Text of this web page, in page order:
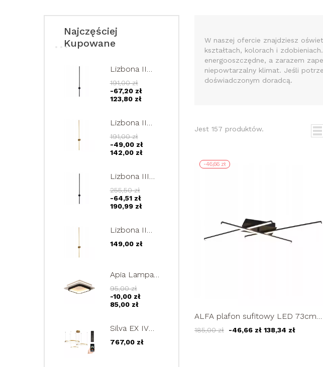
Najczęściej
Kupowane
Lizbona II
czarny
kinkiet LED
90cm lampa
12W
191,00 zł
-67,20 zł
123,80 zł
Lizbona II
złoty kinkiet
LED 90cm
lampa
12W
191,00 zł
-49,00 zł
142,00 zł
Lizbona III
kinkiet LED
120cm lampa
ścienna
255,50 zł
-64,51 zł
190,99 zł
Lizbona II
Mini złoty
kinkiet LED
regulowana
9W
149,00 zł
Apia Lampa
sufitowa
kwadrat
PLAFON
95,00 zł
-10,00 zł
85,00 zł
Silva EX IV
złota lampa
wisząca ring
767,00 zł
W naszej ofercie znajdziesz
kształtach, kolorach i
energooszczędne, a zarazem
niepowtarzalny klimat. Jeśli
doświadczonym doradcą.
Jest 157 produktów.
-46,66 zł
ALFA plafon sufitowy LED 73cm
lampa sufitowa regulowana 23W
185,00 zł -46,66 zł 138,34 zł